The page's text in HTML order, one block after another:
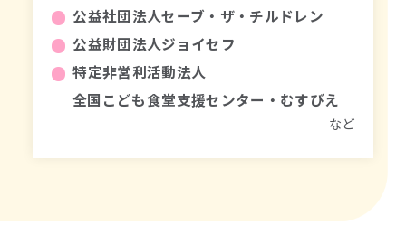
公益社団法人セーブ・ザ・チルドレン
公益財団法人ジョイセフ
特定非営利活動法人
全国こども食堂支援センター・むすびえ
など